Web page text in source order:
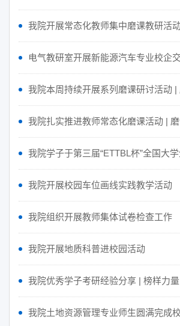
我院开展校园车位画线实践教学活动
我院组织开展教师集体试卷检查工作
我院开展地质科普进校园活动
我院优秀学子考研经验分享 | 榜样力量